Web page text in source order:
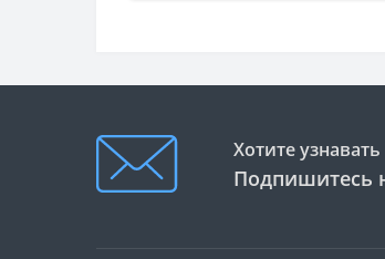
Хотите
Подпишитесь